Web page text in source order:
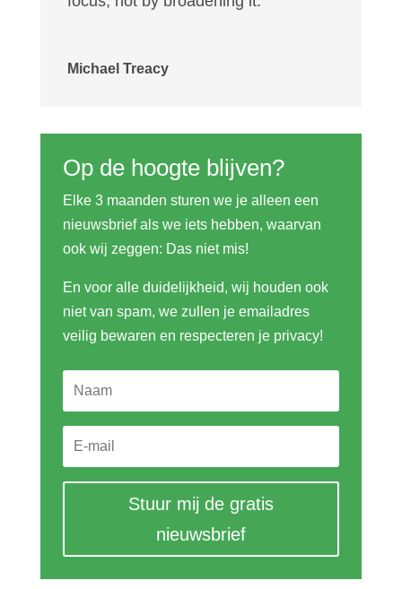
Michael Treacy
Op de hoogte blijven?
Elke 3 maanden sturen we je alleen een
nieuwsbrief als we iets hebben, waarvan
ook wij zeggen: Das niet mis!
En voor alle duidelijkheid, wij houden ook
niet van spam, we zullen je emailadres
veilig bewaren en respecteren je privacy!
Stuur mij de gratis
nieuwsbrief